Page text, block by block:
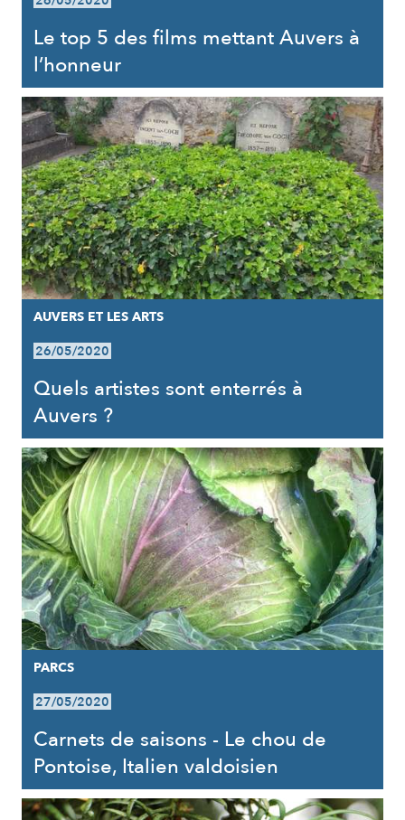
Le top 5 des films mettant Auvers à
l’honneur
AUVERS ET LES ARTS
26/05/2020
Quels artistes sont enterrés à
Auvers ?
PARCS
27/05/2020
Carnets de saisons - Le chou de
Pontoise, Italien valdoisien